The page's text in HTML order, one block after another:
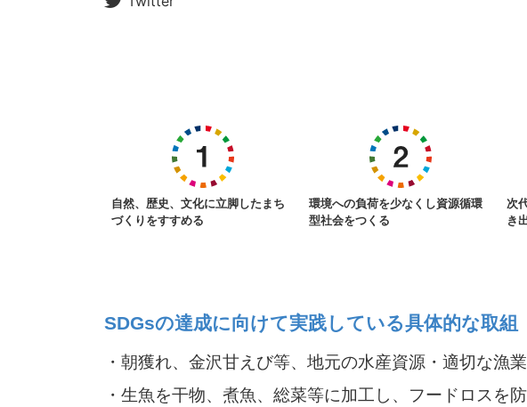
自然、歴史、文化に立脚したまち
づくりをすすめる
環境への負荷を少なくし資源循環
型社会をつくる
次
き
SDGsの達成に向けて実践している具体的な取組
・朝獲れ、金沢甘えび等、地元の水産資源・適切な漁
・生魚を干物、煮魚、総菜等に加工し、フードロスを防